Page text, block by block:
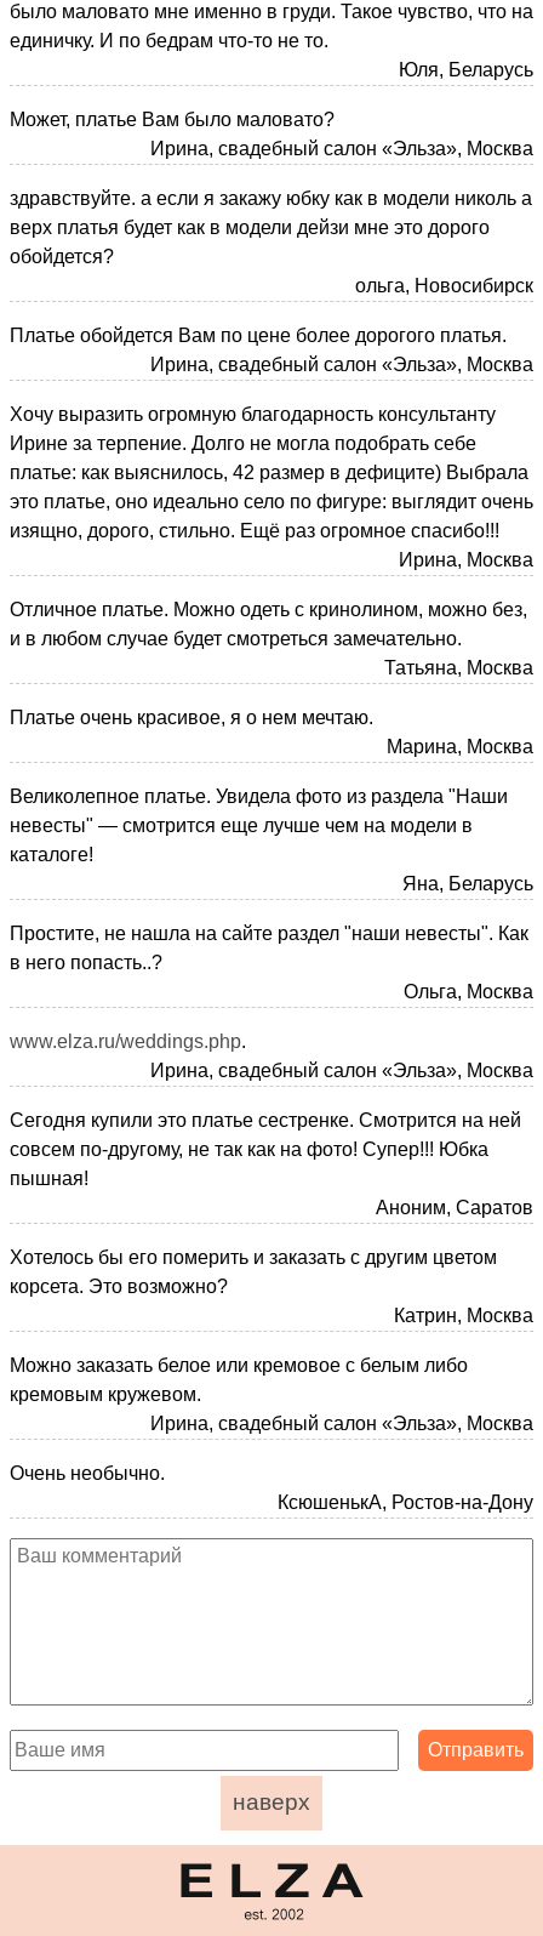
было маловато мне именно в груди. Такое чувство, что на
единичку. И по бедрам что-то не то.
Юля, Беларусь
Может, платье Вам было маловато?
Ирина, свадебный салон «Эльза», Москва
здравствуйте. а если я закажу юбку как в модели николь а
верх платья будет как в модели дейзи мне это дорого
обойдется?
ольга, Новосибирск
Платье обойдется Вам по цене более дорогого платья.
Ирина, свадебный салон «Эльза», Москва
Хочу выразить огромную благодарность консультанту
Ирине за терпение. Долго не могла подобрать себе
платье: как выяснилось, 42 размер в дефиците) Выбрала
это платье, оно идеально село по фигуре: выглядит очень
изящно, дорого, стильно. Ещё раз огромное спасибо!!!
Ирина, Москва
Отличное платье. Можно одеть с кринолином, можно без,
и в любом случае будет смотреться замечательно.
Татьяна, Москва
Платье очень красивое, я о нем мечтаю.
Марина, Москва
Великолепное платье. Увидела фото из раздела "Наши
невесты" — смотрится еще лучше чем на модели в
каталоге!
Яна, Беларусь
Простите, не нашла на сайте раздел "наши невесты". Как
в него попасть..?
Ольга, Москва
www.elza.ru/weddings.php.
Ирина, свадебный салон «Эльза», Москва
Сегодня купили это платье сестренке. Смотрится на ней
совсем по-другому, не так как на фото! Супер!!! Юбка
пышная!
Аноним, Саратов
Хотелось бы его померить и заказать с другим цветом
корсета. Это возможно?
Катрин, Москва
Можно заказать белое или кремовое с белым либо
кремовым кружевом.
Ирина, свадебный салон «Эльза», Москва
Очень необычно.
КсюшенькА, Ростов-на-Дону
наверх